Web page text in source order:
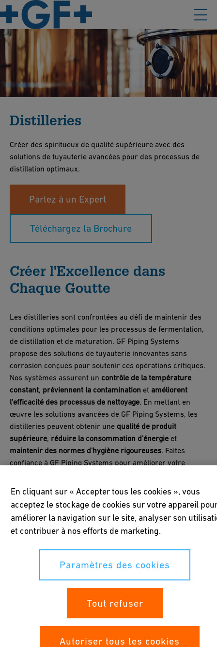
Distilleries
Créer des spiritueux de qualité supérieure avec des
solutions de tuyauterie avancées pour des processus de
distillation optimaux.
Parlez à un Expert
Téléchargez la Brochure
Créer l'Excellence dans
Chaque Goutte
Les distilleries sont confrontées au défi de maintenir des
conditions optimales pour les processus de fermentation,
de distillation et de maturation. GF Piping Systems
propose des solutions de tuyauterie innovantes sans
corrosion conçues pour soutenir ces opérations critiques.
Nos systèmes assurent un contrôle de la température
constant, préviennent la contamination et améliorent
l'efficacité des processus de nettoyage. En mettant en
œuvre les solutions avancées de GF Piping Systems, les
distilleries peuvent obtenir une qualité de produit
supérieure, réduire la consommation d'énergie et
maintenir des normes d'hygiène rigoureuses. Faites
confiance à GF Piping Systems pour améliorer votre
En cliquant sur « Accepter tous les cookies », vous
acceptez le stockage de cookies sur votre appareil
améliorer la navigation sur le site, analyser son
et contribuer à nos efforts de marketing.
Paramètres des cookies
Tout refuser
Autoriser tous les cookies